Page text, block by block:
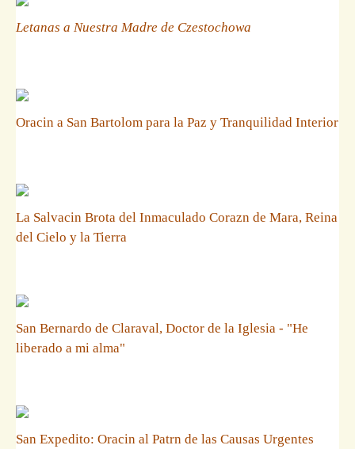
Letanas a Nuestra Madre de Czestochowa
Oracin a San Bartolom para la Paz y Tranquilidad Interior
La Salvacin Brota del Inmaculado Corazn de Mara, Reina
del Cielo y la Tierra
San Bernardo de Claraval, Doctor de la Iglesia - "He
liberado a mi alma"
San Expedito: Oracin al Patrn de las Causas Urgentes